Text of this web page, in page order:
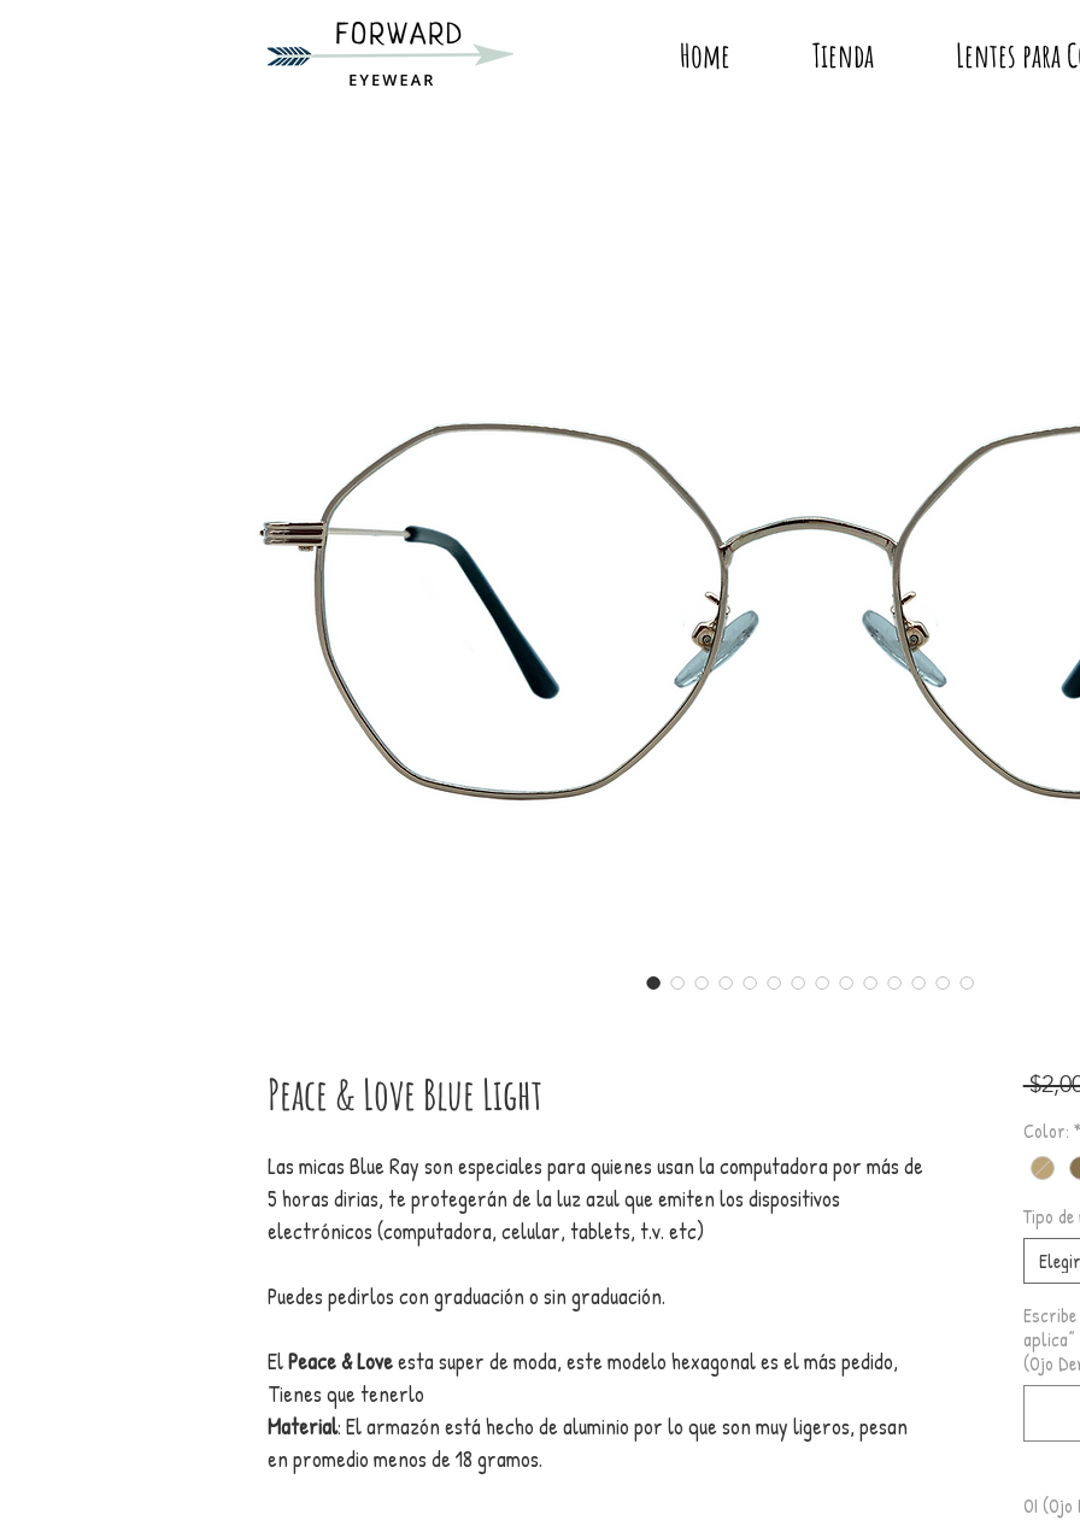
Home Tienda Lentes para
Peace & Love Blue Light
Las micas Blue Ray son especiales para quienes usan la computadora por más de
5 horas dirias, te protegerán de la luz azul que emiten los dispositivos
electrónicos (computadora, celular, tablets, t.v. etc)
Puedes pedirlos con graduación o sin graduación.
ElPeace & Loveesta super de moda, este modelo hexagonal es el más pedido,
Tienes que tenerlo
Material: El armazón está hecho de aluminio por lo que son muy ligeros, pesan
en promedio menos de 18 gramos.
Color: *
Tipo de
Elegir
(Ojo
OI